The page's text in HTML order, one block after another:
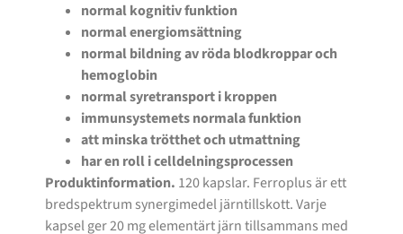
normal kognitiv funktion
normal energiomsättning
normal bildning av röda blodkroppar och
hemoglobin
normal syretransport i kroppen
immunsystemets normala funktion
att minska trötthet och utmattning
har en roll i celldelningsprocessen
Produktinformation. 120 kapslar. Ferroplus är ett
bredspektrum synergimedel järntillskott. Varje
kapsel ger 20 mg elementärt järn tillsammans med